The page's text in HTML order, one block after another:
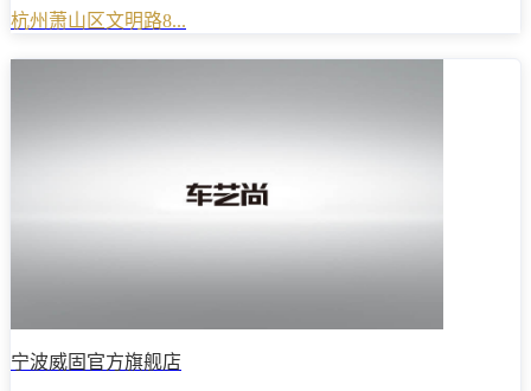
杭州萧山区文明路8...
宁波威固官方旗舰店